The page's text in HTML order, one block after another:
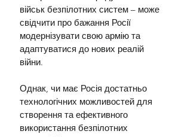
військ безпілотних систем – може
свідчити про бажання Росії
модернізувати свою армію та
адаптуватися до нових реалій
війни.
Однак, чи має Росія достатньо
технологічних можливостей для
створення та ефективного
використання безпілотних